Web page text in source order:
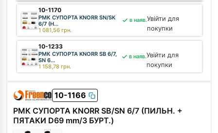
10-1170
РМК СУПОРТА KNORR SN/SK
6/7 (Н...
1 081,56 грн.
в наяв.Увійти для
покупки
10-1233
РМК СУПОРТА KNORR SB 6/7,
SN 6...
1 158,78 грн.
в наяв.Увійти для
покупки
10-1166
РМК СУПОРТА KNORR SB/SN 6/7 (ПИЛЬН. +
ПЯТАКИ D69 mm/З БУРТ.)